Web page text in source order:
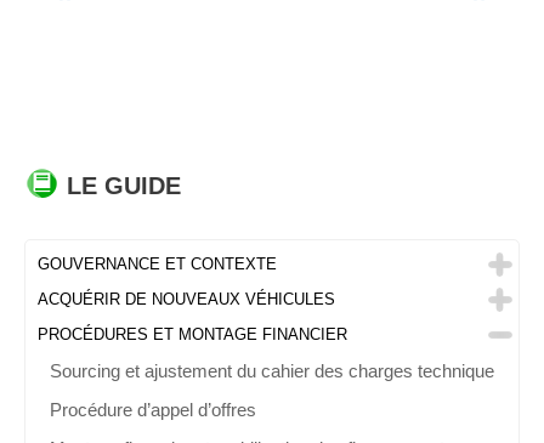
LE GUIDE
GOUVERNANCE ET CONTEXTE
ACQUÉRIR DE NOUVEAUX VÉHICULES
PROCÉDURES ET MONTAGE FINANCIER
Sourcing et ajustement du cahier des charges technique
Procédure d’appel d’offres